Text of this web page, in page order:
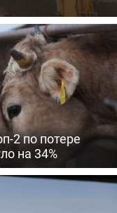
2 по потере
на 34%